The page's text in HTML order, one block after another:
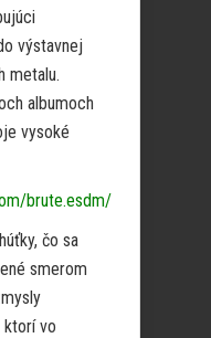
výstavnej
metalu.
albumoch
vysoké
brute.esdm/
čo sa
smerom
ktorí vo